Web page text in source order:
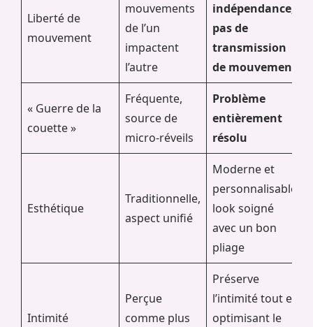
Liberté de
mouvement
mouvements
de l’un
impactent
l’autre
indépendance,
pas de
transmission
de mouvement
« Guerre de la
couette »
Fréquente,
source de
micro-réveils
Problème
entièrement
résolu
Esthétique
Traditionnelle,
aspect unifié
Moderne et
personnalisable,
look soigné
avec un bon
pliage
Intimité
Perçue
comme plus
Préserve
l’intimité tout en
optimisant le